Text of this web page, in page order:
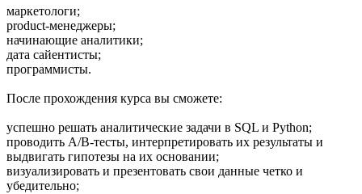
маркетологи;
product-менеджеры;
начинающие аналитики;
дата сайентисты;
программисты.
После прохождения курса вы сможете:
успешно решать аналитические задачи в SQL и Python;
проводить А/В-тесты, интерпретировать их результаты и
выдвигать гипотезы на их основании;
визуализировать и презентовать свои данные четко и
убедительно;